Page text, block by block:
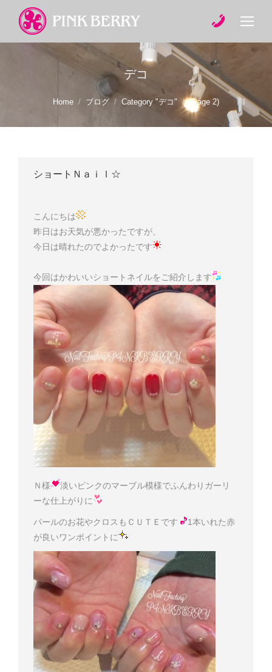
デコ
You are here:
Home ブログ Category "デコ" (Page 2)
ショートＮａｉｌ☆
こんにちは
昨日はお天気が悪かったですが、
今日は晴れたのでよかったです
今回はかわいいショートネイルをご紹介します
Ｎ様
淡いピンクのマーブル模様でふんわりガーリ
ーな仕上がりに
パールのお花やクロスもＣＵＴＥです
1本いれた赤
が良いワンポイントに